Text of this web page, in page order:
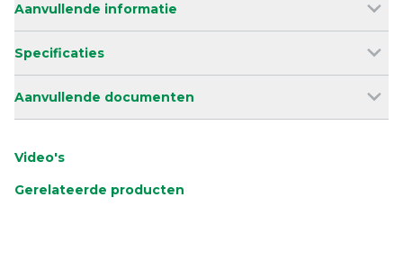
Aanvullende informatie
Specificaties
Aanvullende documenten
Video's
Gerelateerde producten